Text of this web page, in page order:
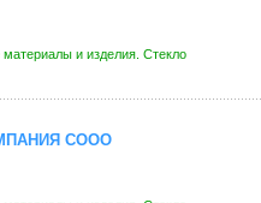
и изделия. Стекло
СООО